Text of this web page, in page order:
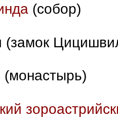
(собор)
(замок
(монастырь)